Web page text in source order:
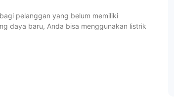
pelanggan yang belum memiliki
daya baru, Anda bisa menggunakan listrik